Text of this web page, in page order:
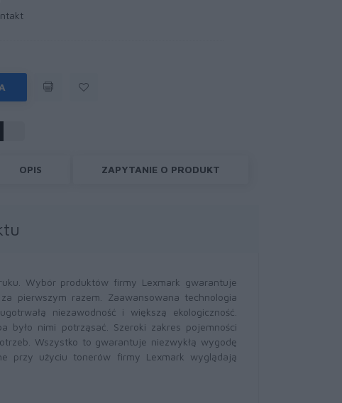
OPIS ZAPYTANIE O PRODUKT
Wybór produktów firmy Lexmark gwarantuje
pierwszym razem. Zaawansowana technologia
niezawodność i większą ekologiczność.
nimi potrząsać. Szeroki zakres pojemności
Wszystko to gwarantuje niezwykłą wygodę
przy użyciu tonerów firmy Lexmark wyglądają